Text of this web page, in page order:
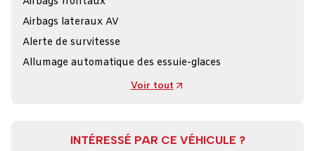
Airbags lateraux AV
Alerte de survitesse
Allumage automatique des essuie-glaces
Voir tout
INTÉRESSÉ PAR CE VÉHICULE ?